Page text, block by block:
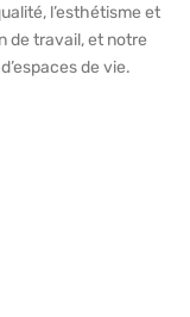
l’esthétisme et
de travail, et notre
de vie.